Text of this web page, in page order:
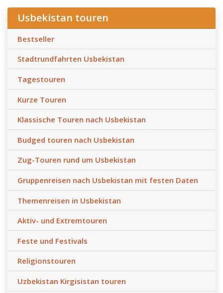
Usbekistan touren
Bestseller
Stadtrundfahrten Usbekistan
Tagestouren
Kurze Touren
Klassische Touren nach Usbekistan
Budged touren nach Usbekistan
Zug-Touren rund um Usbekistan
Gruppenreisen nach Usbekistan mit festen Daten
Themenreisen in Usbekistan
Aktiv- und Extremtouren
Feste und Festivals
Religionstouren
Uzbekistan Kirgisistan touren